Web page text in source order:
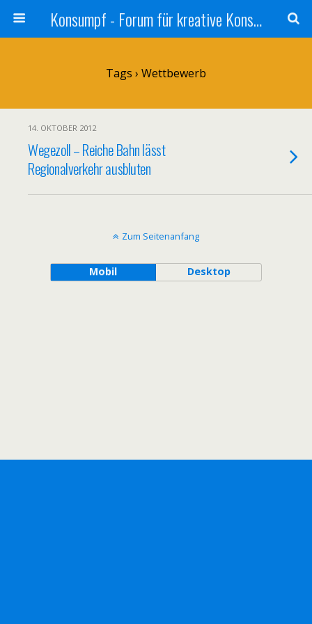
Konsumpf - Forum für kreative Konsumkritik - Culture Jamming, Nachhaltigkeit, Konzernkritik, Adbusting
Tags › Wettbewerb
14. OKTOBER 2012
Wegezoll – Reiche Bahn lässt
Regionalverkehr ausbluten
Zum Seitenanfang
Mobil Desktop